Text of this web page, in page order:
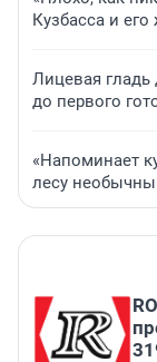
Кузбасса и его
Лицевая гладь
до первого
«Напоминает
лесу